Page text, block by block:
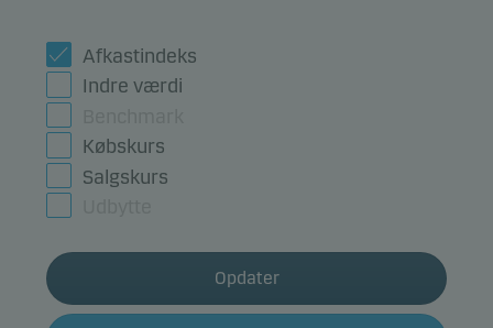
Afkastindeks
Indre værdi
Købskurs
Salgskurs
Opdater